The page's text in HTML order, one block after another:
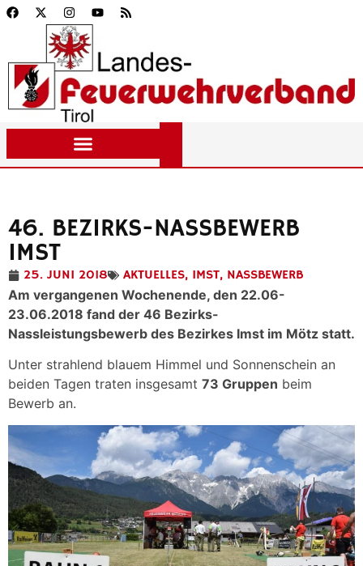
46. BEZIRKS-NASSBEWERB
IMST
25. JUNI 2018 AKTUELLES, IMST, NASSBEWERB
Am vergangenen Wochenende, den 22.06-
23.06.2018 fand der 46 Bezirks-
Nassleistungsbewerb des Bezirkes Imst im Mötz statt.
Unter strahlend blauem Himmel und Sonnenschein an
beiden Tagen traten insgesamt 73 Gruppen beim
Bewerb an.